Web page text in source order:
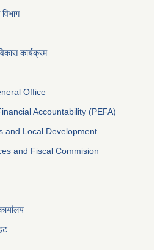
कार्यक्रम
Office
Accountability (PEFA)
and Local Development
and Fiscal Commision